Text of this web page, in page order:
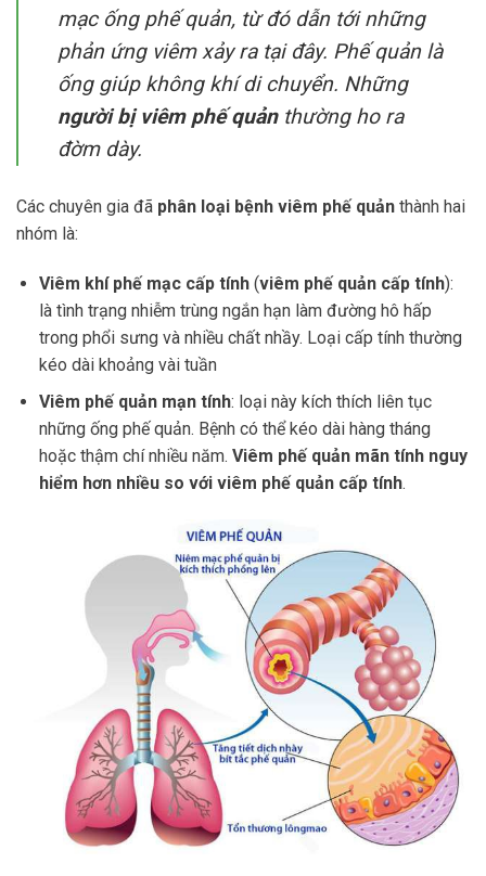
mạc ống phế quản, từ đó dẫn tới những
phản ứng viêm xảy ra tại đây. Phế quản là
ống giúp không khí di chuyển. Những
người bị viêm phế quảnthường ho ra
đờm dày.
Các chuyên gia đã phân loại bệnh viêm phế quản thành hai
nhóm là:
Viêm khí phế mạc cấp tính(viêm phế quản cấp tính):
là tình trạng nhiễm trùng ngắn hạn làm đường hô hấp
trong phổi sưng và nhiều chất nhầy. Loại cấp tính thường
kéo dài khoảng vài tuần
Viêm phế quản mạn tính: loại này kích thích liên tục
những ống phế quản. Bệnh có thể kéo dài hàng tháng
hoặc thậm chí nhiều năm. Viêm phế quản mãn tính nguy
hiểm hơn nhiều so với viêm phế quản cấp tính.